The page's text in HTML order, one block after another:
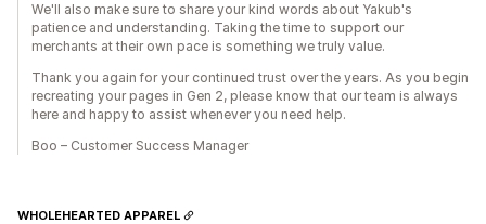
We'll also make sure to share your kind words about Yakub's
patience and understanding. Taking the time to support our
merchants at their own pace is something we truly value.
Thank you again for your continued trust over the years. As you begin
recreating your pages in Gen 2, please know that our team is always
here and happy to assist whenever you need help.
Boo – Customer Success Manager
WHOLEHEARTED APPAREL